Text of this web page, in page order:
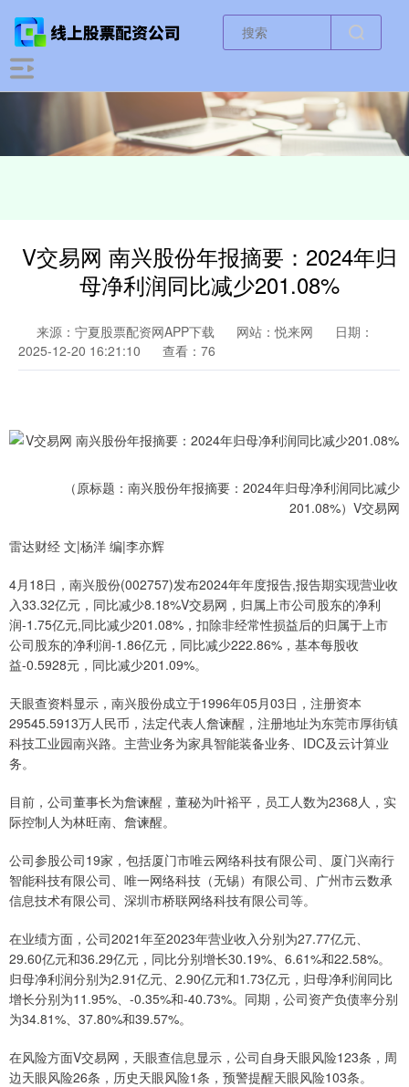
V交易网 南兴股份年报摘要：2024年归
母净利润同比减少201.08%
来源：宁夏股票配资网APP下载 网站：悦来网
日期：
2025-12-20 16:21:10
查看：76
（原标题：南兴股份年报摘要：2024年归母净利润同比减少
201.08%）V交易网
雷达财经 文|杨洋 编|李亦辉
4月18日，南兴股份(002757)发布2024年年度报告,报告期实现营业收
入33.32亿元，同比减少8.18%V交易网，归属上市公司股东的净利
润-1.75亿元,同比减少201.08%，扣除非经常性损益后的归属于上市
公司股东的净利润-1.86亿元，同比减少222.86%，基本每股收
益-0.5928元，同比减少201.09%。
天眼查资料显示，南兴股份成立于1996年05月03日，注册资本
29545.5913万人民币，法定代表人詹谏醒，注册地址为东莞市厚街镇
科技工业园南兴路。主营业务为家具智能装备业务、IDC及云计算业
务。
目前，公司董事长为詹谏醒，董秘为叶裕平，员工人数为2368人，实
际控制人为林旺南、詹谏醒。
公司参股公司19家，包括厦门市唯云网络科技有限公司、厦门兴南行
智能科技有限公司、唯一网络科技（无锡）有限公司、广州市云数承
信息技术有限公司、深圳市桥联网络科技有限公司等。
在业绩方面，公司2021年至2023年营业收入分别为27.77亿元、
29.60亿元和36.29亿元，同比分别增长30.19%、6.61%和22.58%。
归母净利润分别为2.91亿元、2.90亿元和1.73亿元，归母净利润同比
增长分别为11.95%、-0.35%和-40.73%。同期，公司资产负债率分别
为34.81%、37.80%和39.57%。
在风险方面V交易网，天眼查信息显示，公司自身天眼风险123条，周
边天眼风险26条，历史天眼风险1条，预警提醒天眼风险103条。